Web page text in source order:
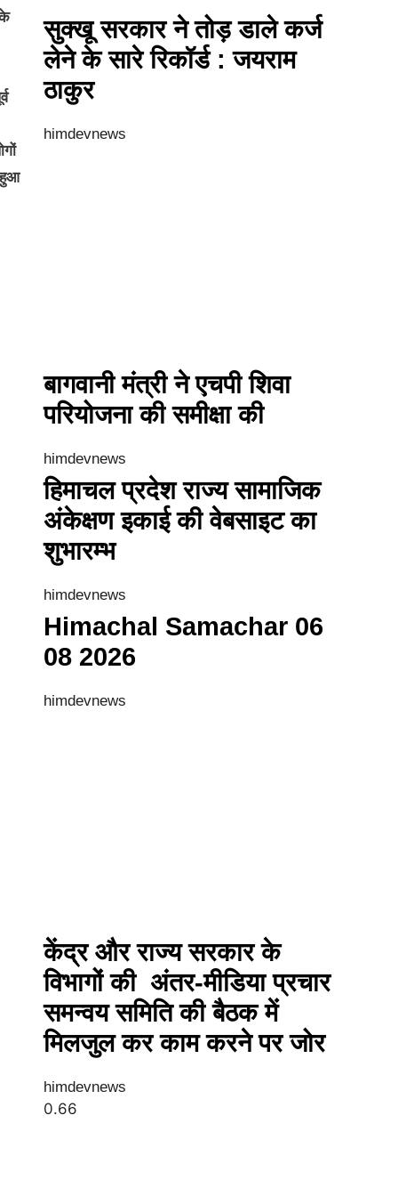
हुआ
सुक्खू सरकार ने तोड़ डाले कर्ज
लेने के सारे रिकॉर्ड : जयराम
ठाकुर
himdevnews
बागवानी मंत्री ने एचपी शिवा
परियोजना की समीक्षा की
himdevnews
हिमाचल प्रदेश राज्य सामाजिक
अंकेक्षण इकाई की वेबसाइट का
शुभारम्भ
himdevnews
Himachal Samachar 06
08 2026
himdevnews
केंद्र और राज्य सरकार के
विभागों की अंतर-मीडिया प्रचार
समन्वय समिति की बैठक में
मिलजुल कर काम करने पर जोर
himdevnews